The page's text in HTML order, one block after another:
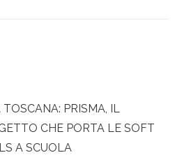
TOSCANA: PRISMA, IL
CHE PORTA LE SOFT
A SCUOLA